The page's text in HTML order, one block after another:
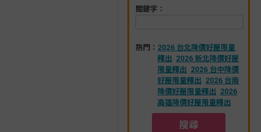
關鍵字：
熱門： 2026 台北降價好屋限量
釋出 2026 新北降價好屋
限量釋出 2026 台中降價
好屋限量釋出 2026 台南
降價好屋限量釋出 2026
高雄降價好屋限量釋出
搜尋